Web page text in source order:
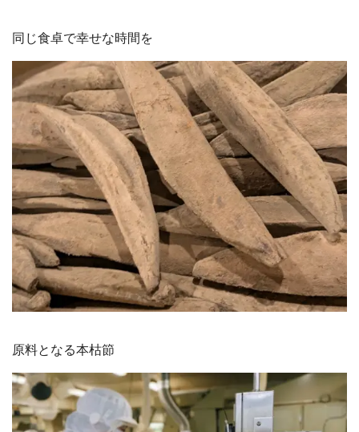
同じ食卓で幸せな時間を
原料となる本枯節